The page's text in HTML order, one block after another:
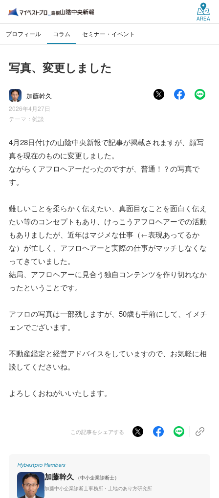
AREA
プロフィール コラム セミナー・イベント
写真、変更しました
加藤幹久
2026年4月27日
テーマ： 雑談
4月28日付けの山陰中央新報で記事が掲載されますが、顔写
真を現在のものに変更しました。
ながらくアフロヘアーだったのですが、普通！？の写真で
す。
難しいことを柔らかく伝えたい、真面目なことを面白く伝え
たい等のコンセプトもあり、けっこうアフロヘアーでの活動
もありましたが、近年はマジメな仕事（←表現あってるか
な）が忙しく、アフロヘアーと実際の仕事がマッチしなくな
ってきていました。
結局、アフロヘアーに見合う独自コンテンツを作り切れなか
ったということです。
アフロの写真は一部残しますが、50歳も手前にして、イメチ
ェンでございます。
不動産鑑定と経営アドバイスをしていますので、お気軽に相
談してくださいね。
よろしくおねがいいたします。
この記事をシェアする
Mybestpro Members
加藤幹久
（中小企業診断士）
加藤中小企業診断士事務所・土地のあり方研究所